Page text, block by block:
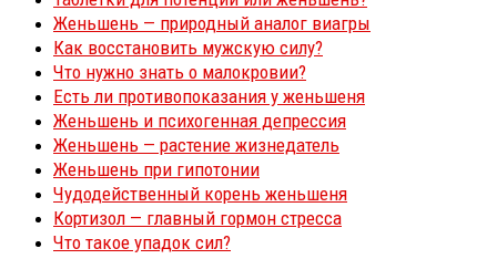
Женьшень — природный аналог виагры
Как восстановить мужскую силу?
Что нужно знать о малокровии?
Есть ли противопоказания у женьшеня
Женьшень и психогенная депрессия
Женьшень — растение жизнедатель
Женьшень при гипотонии
Чудодейственный корень женьшеня
Кортизол — главный гормон стресса
Что такое упадок сил?